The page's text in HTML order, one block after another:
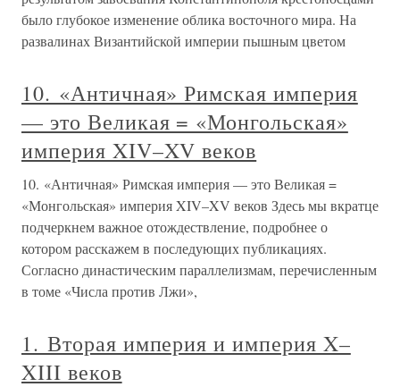
было глубокое изменение облика восточного мира. На
развалинах Византийской империи пышным цветом
10. «Античная» Римская империя
— это Великая = «Монгольская»
империя XIV–XV веков
10. «Античная» Римская империя — это Великая =
«Монгольская» империя XIV–XV веков Здесь мы вкратце
подчеркнем важное отождествление, подробнее о
котором расскажем в последующих публикациях.
Согласно династическим параллелизмам, перечисленным
в томе «Числа против Лжи»,
1. Вторая империя и империя X–
XIII веков